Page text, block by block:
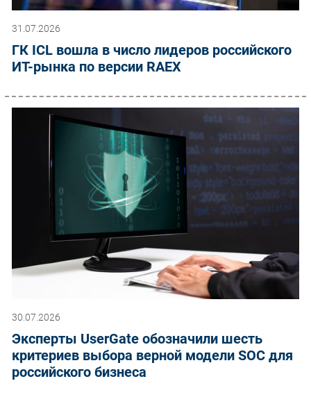
31.07.2026
ГК ICL вошла в число лидеров российского
ИТ-рынка по версии RAEX
30.07.2026
Эксперты UserGate обозначили шесть
критериев выбора верной модели SOC для
российского бизнеса